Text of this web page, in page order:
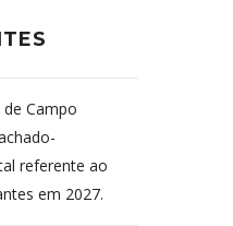
Campo
referente ao
em 2027.